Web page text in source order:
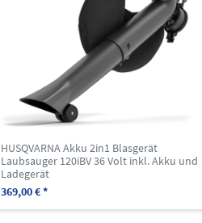
HUSQVARNA Akku 2in1 Blasgerät
Laubsauger 120iBV 36 Volt inkl. Akku und
Ladegerät
369,00 € *